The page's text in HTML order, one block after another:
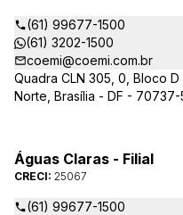
(61) 99677-1500
(61) 3202-1500
coemi@coemi.com.br
Quadra CLN 305, 0, Bloco
Norte, Brasília - DF -
Águas Claras - Filial
CRECI: 25067
(61) 99677-1500